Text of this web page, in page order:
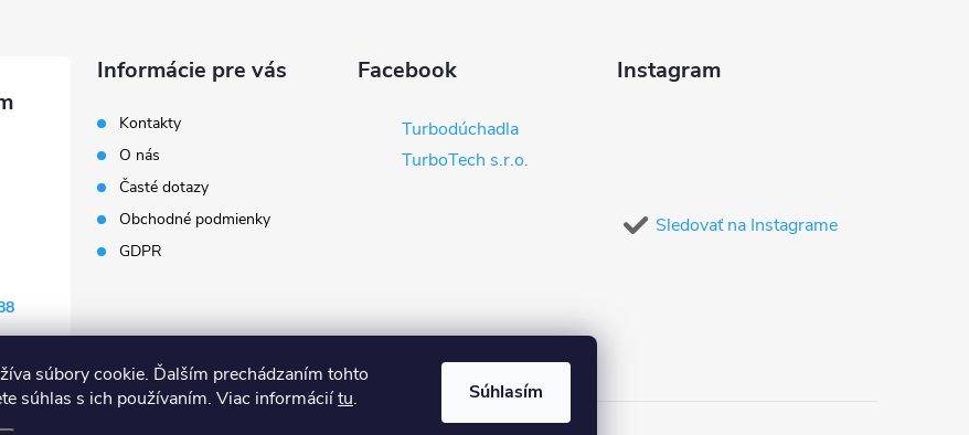
súbory cookie. Ďalším prechádzaním tohto
súhlas s ich používaním. Viac informáciítu. Súhlasím
Informácie pre vás
Kontakty
O nás
Časté dotazy
Obchodné podmienky
GDPR
Facebook
Turbodúchadla
TurboTech s.r.o.
Instagram
Sledovať na Instagrame